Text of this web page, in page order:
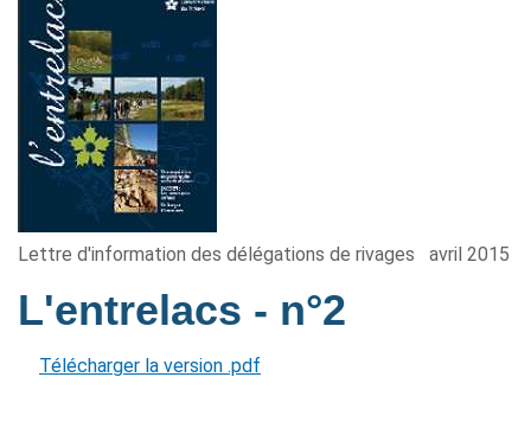
Lettre d'information des délégations de rivages avril 2015
L'entrelacs - n°2
Télécharger la version .pdf